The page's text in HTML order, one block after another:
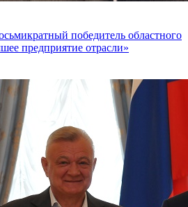
победитель областного
предприятие отрасли»